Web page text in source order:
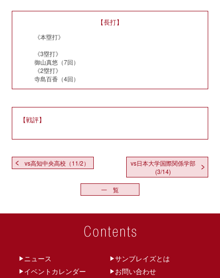
【長打】
《本塁打》
《3塁打》
御山真悠（7回）
《2塁打》
寺島百香（4回）
【戦評】
vs高知中央高校（11/2）
一 覧
vs日本大学国際関係学部
(3/14)
ニュース
サンブレイズとは
イベントカレンダー
お問い合わせ